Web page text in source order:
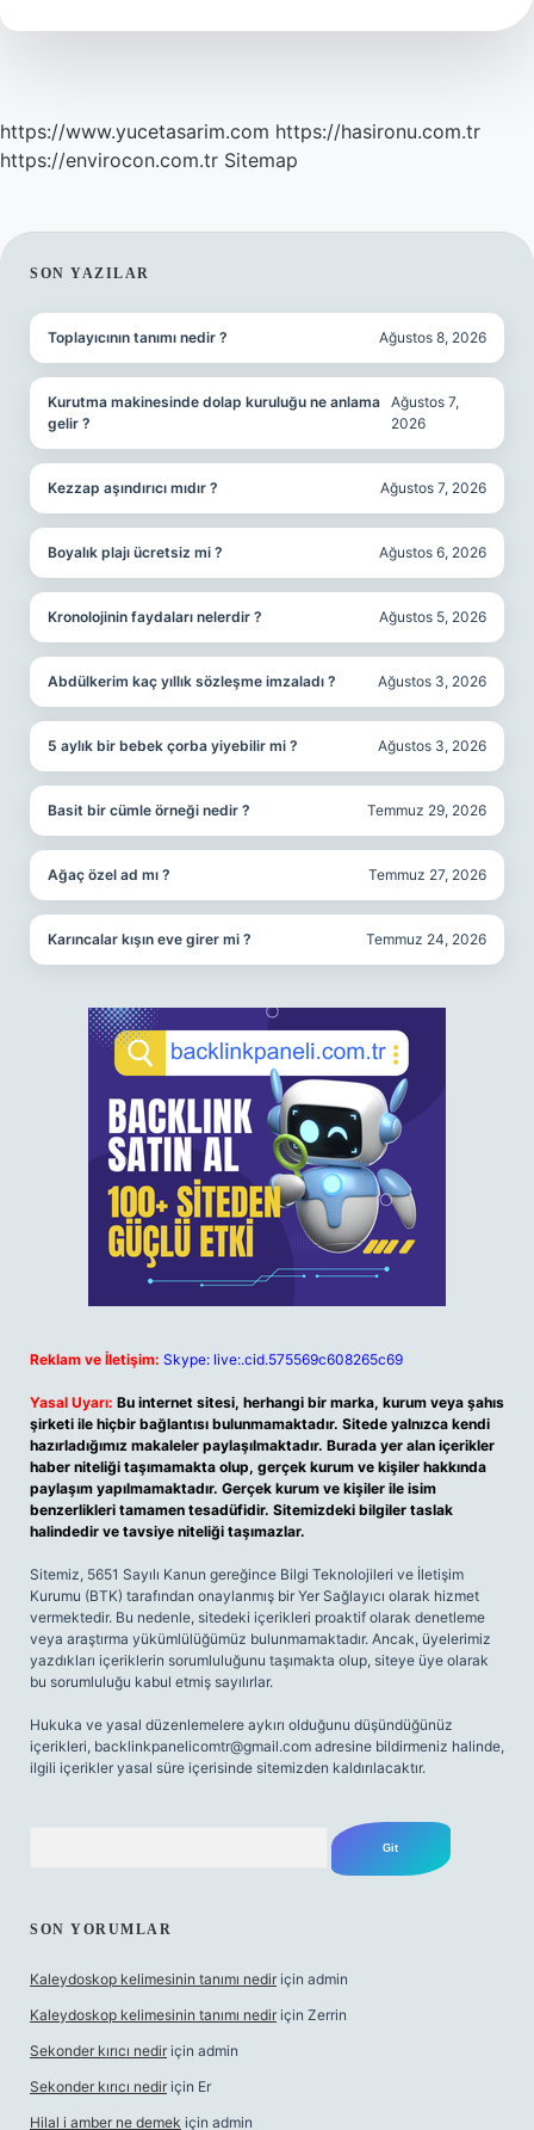
https://www.yucetasarim.com https://hasironu.com.tr
https://envirocon.com.tr Sitemap
SIDEBAR
SON YAZILAR
Toplayıcının tanımı nedir ? Ağustos 8, 2026
Kurutma makinesinde dolap kuruluğu ne anlama
gelir ?
Ağustos 7,
2026
Kezzap aşındırıcı mıdır ? Ağustos 7, 2026
Boyalık plajı ücretsiz mi ? Ağustos 6, 2026
Kronolojinin faydaları nelerdir ? Ağustos 5, 2026
Abdülkerim kaç yıllık sözleşme imzaladı ? Ağustos 3, 2026
5 aylık bir bebek çorba yiyebilir mi ? Ağustos 3, 2026
Basit bir cümle örneği nedir ? Temmuz 29, 2026
Ağaç özel ad mı ? Temmuz 27, 2026
Karıncalar kışın eve girer mi ? Temmuz 24, 2026
Reklam ve İletişim: Skype: live:.cid.575569c608265c69
Yasal Uyarı: Bu internet sitesi, herhangi bir marka, kurum veya şahıs
şirketi ile hiçbir bağlantısı bulunmamaktadır. Sitede yalnızca kendi
hazırladığımız makaleler paylaşılmaktadır. Burada yer alan içerikler
haber niteliği taşımamakta olup, gerçek kurum ve kişiler hakkında
paylaşım yapılmamaktadır. Gerçek kurum ve kişiler ile isim
benzerlikleri tamamen tesadüfidir. Sitemizdeki bilgiler taslak
halindedir ve tavsiye niteliği taşımazlar.
Sitemiz, 5651 Sayılı Kanun gereğince Bilgi Teknolojileri ve İletişim
Kurumu (BTK) tarafından onaylanmış bir Yer Sağlayıcı olarak hizmet
vermektedir. Bu nedenle, sitedeki içerikleri proaktif olarak denetleme
veya araştırma yükümlülüğümüz bulunmamaktadır. Ancak, üyelerimiz
yazdıkları içeriklerin sorumluluğunu taşımakta olup, siteye üye olarak
bu sorumluluğu kabul etmiş sayılırlar.
Hukuka ve yasal düzenlemelere aykırı olduğunu düşündüğünüz
içerikleri, backlinkpanelicomtr@gmail.com adresine bildirmeniz halinde,
ilgili içerikler yasal süre içerisinde sitemizden kaldırılacaktır.
SON YORUMLAR
Kaleydoskop kelimesinin tanımı nedir için admin
Kaleydoskop kelimesinin tanımı nedir için Zerrin
Sekonder kırıcı nedir için admin
Sekonder kırıcı nedir için Er
Hilal i amber ne demek için admin